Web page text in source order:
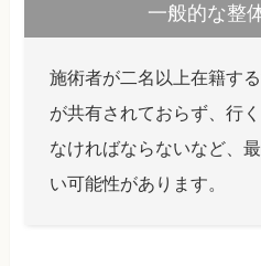
一般的な整
施術者が二名以上在籍す
が共有されておらず、行
なければならないなど、
い可能性があります。